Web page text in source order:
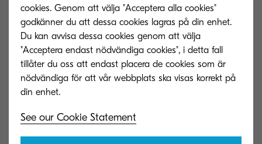
Cyberbrott kostar världen biljoner euro varje år,
och problemet ser ut att bara bli värre.
Sannolikheten att falla offer för en cyberattack är
större än någonsin, därför ska du förbereda dig.
försvar för din verksamhet för att redusera
cookies. Genom att välja "Acceptera alla cookies"
godkänner du att dessa cookies lagras på din enhet.
Du kan avvisa dessa cookies genom att välja
"Acceptera endast nödvändiga cookies", i detta fall
tillåter du oss att endast placera de cookies som är
nödvändiga för att vår webbplats ska visas korrekt på
See our Cookie Statement